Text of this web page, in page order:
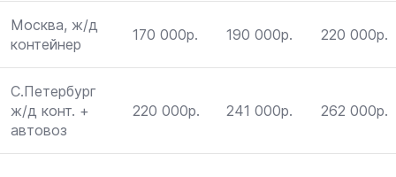
Москва, ж/д
контейнер
170 000р. 190 000р. 220 000р.
С.Петербург
ж/д конт. +
автовоз
220 000р. 241 000р. 262 000р.